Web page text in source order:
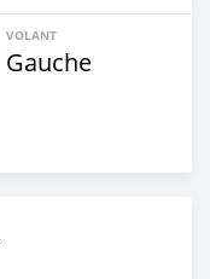
VOLANT
Gauche